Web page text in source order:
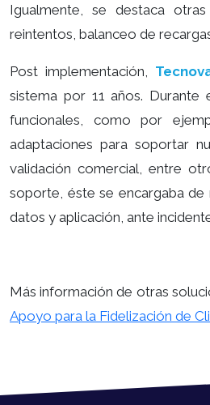
Igualmente, se destaca
reintentos, balanceo de
Post implementación,
sistema por 11 años.
funcionales, como por
adaptaciones para soportar
validación comercial, entre
soporte, éste se encargaba
datos y aplicación, ante
Más información de otras
Apoyo para la Fidelización de